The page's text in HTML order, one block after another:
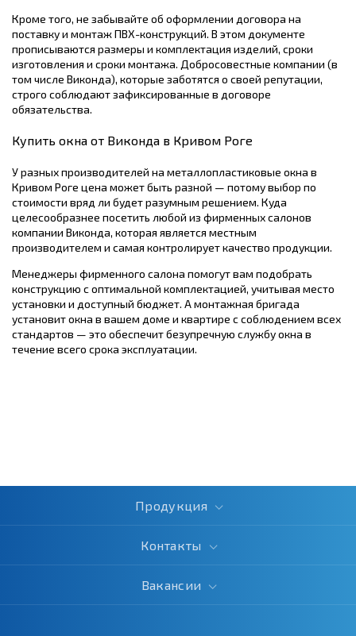
Кроме того, не забывайте об оформлении договора на
поставку и монтаж ПВХ-конструкций. В этом документе
прописываются размеры и комплектация изделий, сроки
изготовления и сроки монтажа. Добросовестные компании (в
том числе Виконда), которые заботятся о своей репутации,
строго соблюдают зафиксированные в договоре
обязательства.
Купить окна от Виконда в Кривом Роге
У разных производителей на металлопластиковые окна в
Кривом Роге цена может быть разной — потому выбор по
стоимости вряд ли будет разумным решением. Куда
целесообразнее посетить любой из фирменных салонов
компании Виконда, которая является местным
производителем и самая контролирует качество продукции.
Менеджеры фирменного салона помогут вам подобрать
конструкцию с оптимальной комплектацией, учитывая место
установки и доступный бюджет. А монтажная бригада
установит окна в вашем доме и квартире с соблюдением всех
стандартов — это обеспечит безупречную службу окна в
течение всего срока эксплуатации.
Продукция
Контакты
Вакансии